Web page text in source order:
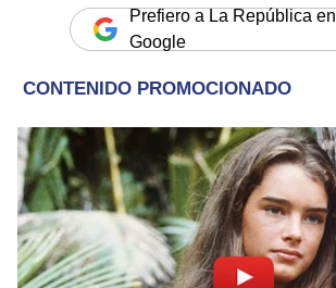
Prefiero a La República en
Google